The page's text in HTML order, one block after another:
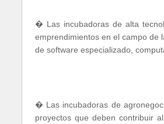
� Las incubadoras de alta
emprendimientos en el campo
de software especializado,
� Las incubadoras de
proyectos que deben contribuir